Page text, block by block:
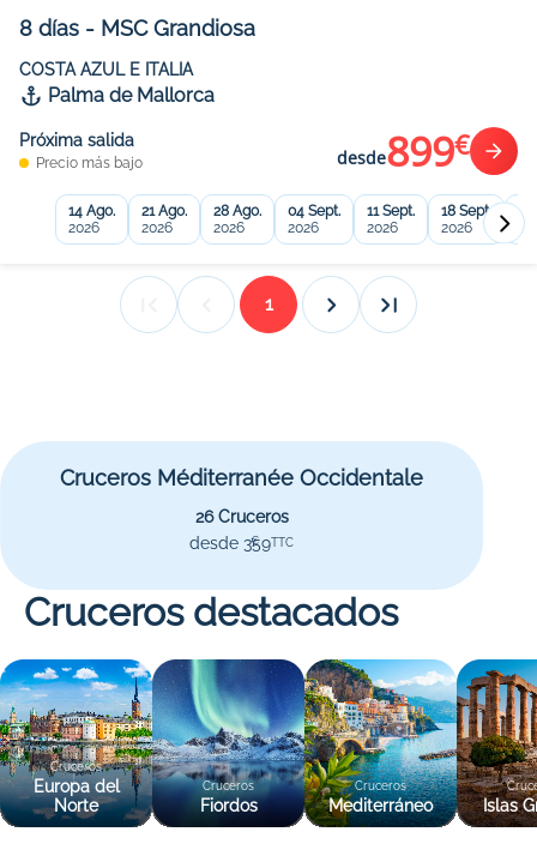
8 días - MSC Grandiosa
COSTA AZUL E ITALIA
Palma de Mallorca
Próxima salida
Precio más bajo desde899€
14 Ago.
2026
21 Ago.
2026
28 Ago.
2026
04 Sept.
2026
11 Sept.
2026
18 Sept.
2026
25
1
Cruceros Méditerranée Occidentale
26 Cruceros
desde 359
€ TTC
Cruceros destacados
Cruceros
Europa del
Norte
Cruceros
Fiordos
Cruceros
Mediterráneo Islas